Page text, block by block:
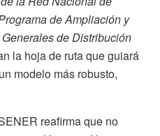
de Ampliación y
de Distribución
la hoja de ruta que guiará
modelo más robusto,
reafirma que no